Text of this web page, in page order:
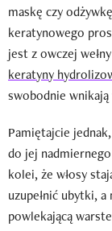
maskę czy
keratynowego
jest z owczej
keratyny
swobodnie
Pamiętajcie
do jej
kolei, że włosy
uzupełnić ubytki,
powlekającą